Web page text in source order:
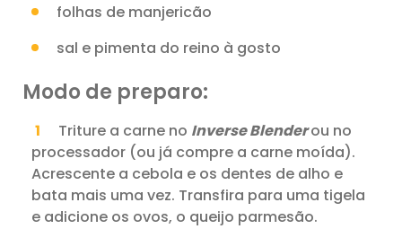
folhas de manjericão
sal e pimenta do reino à gosto
Modo de preparo:
Triture a carne no Inverse Blenderou no
processador (ou já compre a carne moída).
Acrescente a cebola e os dentes de alho e
bata mais uma vez. Transfira para uma tigela
e adicione os ovos, o queijo parmesão.